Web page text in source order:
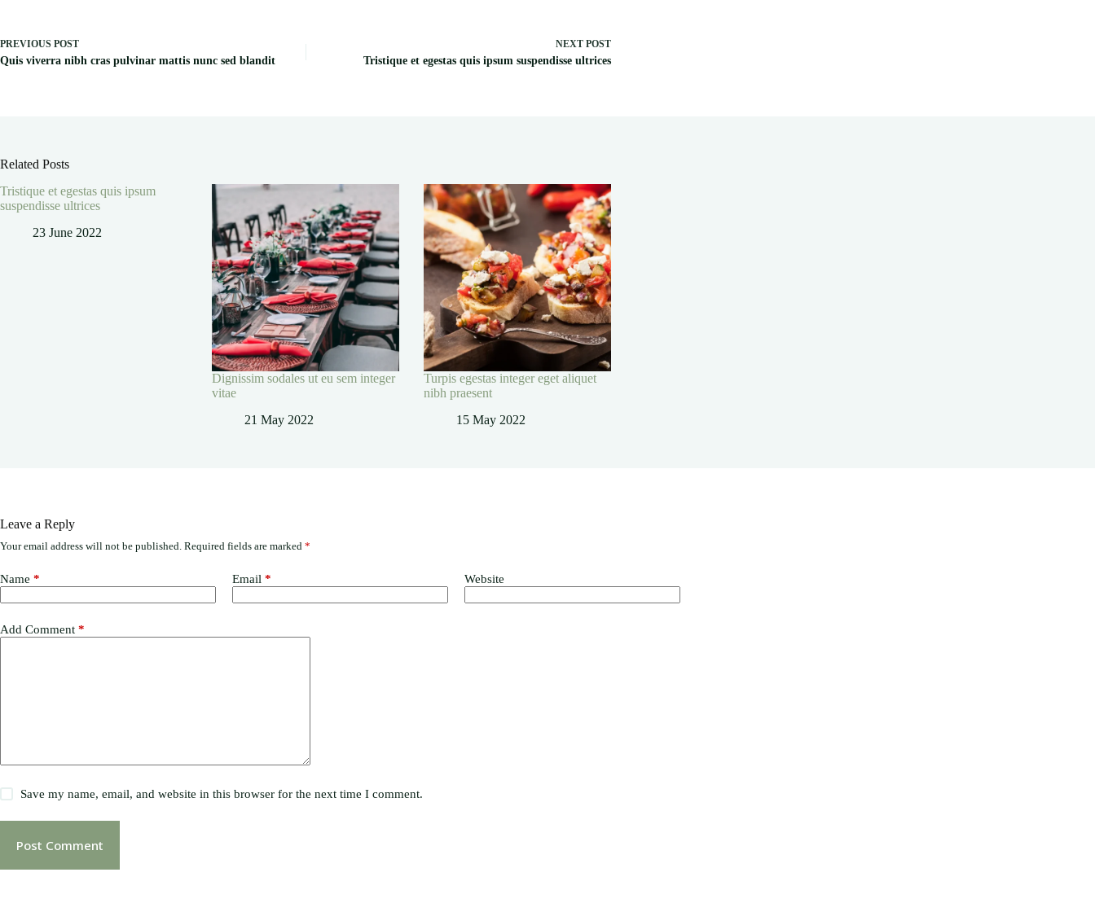
PREVIOUS POST
Quis viverra nibh cras pulvinar mattis nunc sed blandit
NEXT POST
Tristique et egestas quis ipsum suspendisse ultrices
Related Posts
Tristique et egestas quis ipsum
suspendisse ultrices
23 June 2022
Dignissim sodales ut eu sem integer
vitae
21 May 2022
Turpis egestas integer eget aliquet
nibh praesent
15 May 2022
Leave a Reply
Your email address will not be published. Required fields are marked *
Name * Email * Website
Add Comment *
Save my name, email, and website in this browser for the next time I comment.
Post Comment